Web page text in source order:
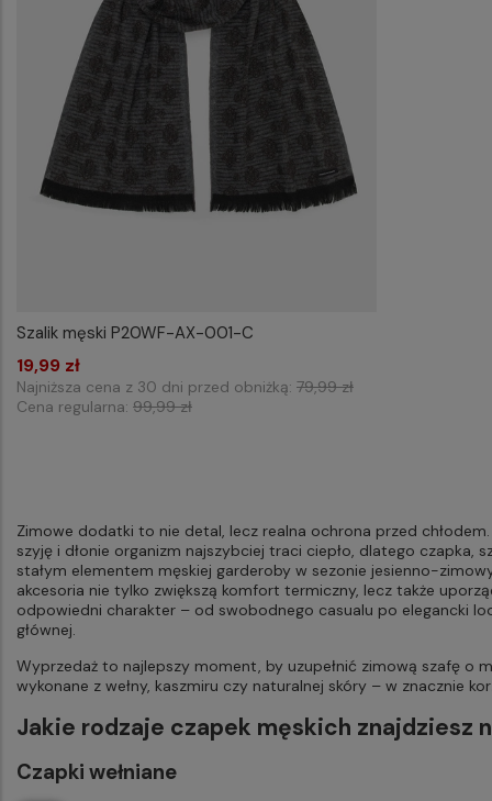
Szalik męski P20WF-AX-001-C
19,99 zł
Najniższa cena z 30 dni przed obniżką: 79,99 zł
Cena regularna: 99,99 zł
Zimowe dodatki to nie detal, lecz realna ochrona przed chłodem.
szyję i dłonie organizm najszybciej traci ciepło, dlatego czapka,
stałym elementem męskiej garderoby w sezonie jesienno-
akcesoria nie tylko zwiększą komfort termiczny, lecz także
odpowiedni charakter – od swobodnego casualu po elegancki
głównej.
Wyprzedaż to najlepszy moment, by uzupełnić zimową szafę o
wykonane z wełny, kaszmiru czy naturalnej skóry – w znacznie
Jakie rodzaje czapek męskich znajdziesz
Czapki wełniane